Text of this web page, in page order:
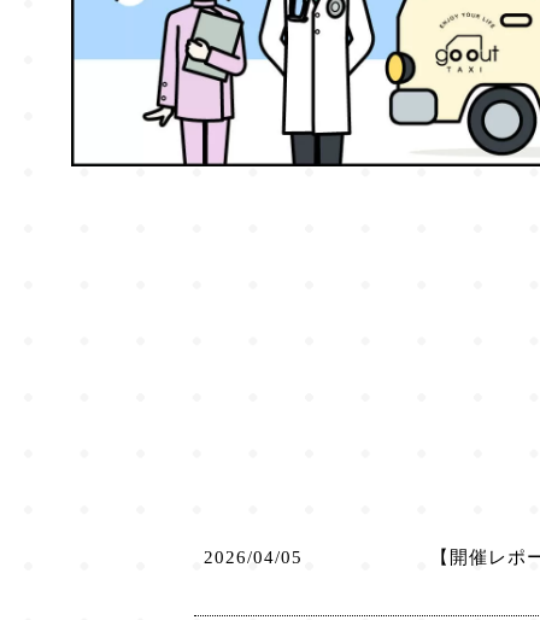
2026/04/05 【開催レポ